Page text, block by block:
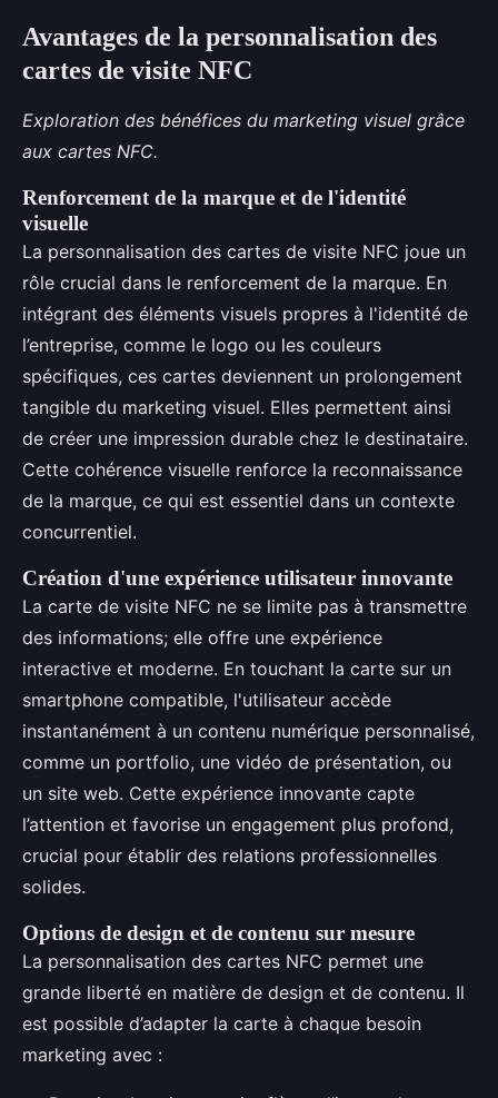
Avantages de la personnalisation des
cartes de visite NFC
Exploration des bénéfices du marketing visuel grâce
aux cartes NFC.
Renforcement de la marque et de l'identité
visuelle
La personnalisation des cartes de visite NFC joue un
rôle crucial dans le renforcement de la marque. En
intégrant des éléments visuels propres à l'identité de
l’entreprise, comme le logo ou les couleurs
spécifiques, ces cartes deviennent un prolongement
tangible du marketing visuel. Elles permettent ainsi
de créer une impression durable chez le destinataire.
Cette cohérence visuelle renforce la reconnaissance
de la marque, ce qui est essentiel dans un contexte
concurrentiel.
Création d'une expérience utilisateur innovante
La carte de visite NFC ne se limite pas à transmettre
des informations; elle offre une expérience
interactive et moderne. En touchant la carte sur un
smartphone compatible, l'utilisateur accède
instantanément à un contenu numérique personnalisé,
comme un portfolio, une vidéo de présentation, ou
un site web. Cette expérience innovante capte
l’attention et favorise un engagement plus profond,
crucial pour établir des relations professionnelles
solides.
Options de design et de contenu sur mesure
La personnalisation des cartes NFC permet une
grande liberté en matière de design et de contenu. Il
est possible d’adapter la carte à chaque besoin
marketing avec :